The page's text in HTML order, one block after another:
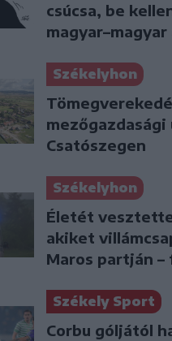
csúcsa, be
Székelyhon
Csatószegen
Székelyhon
Életét
akiket
Maros partján
Székely Sport
Corbu góljától